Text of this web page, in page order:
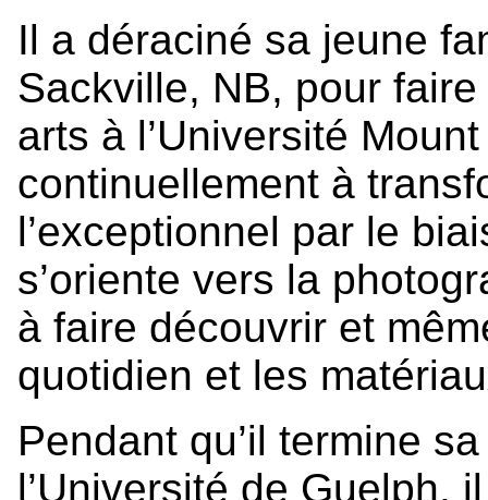
Il a déraciné sa jeune
Sackville, NB, pour
arts à l’Université
continuellement à
l’exceptionnel par le
s’oriente vers la
à faire découvrir et
quotidien et les
Pendant qu’il termine
l’Université de Guelph,